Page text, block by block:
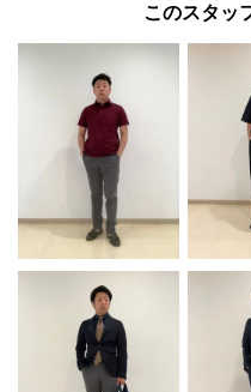
このスタッ